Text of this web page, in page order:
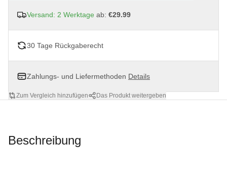
Versand: 2 Werktage ab: €29.99
30 Tage Rückgaberecht
Zahlungs- und Liefermethoden Details
Zum Vergleich hinzufügen Das Produkt weitergeben
Beschreibung